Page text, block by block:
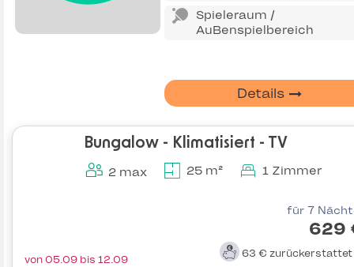
Spieleraum /
AuBenspielbereich
Details
Bungalow - Klimatisiert - TV
2 max 25 m² 1 Zimmer
für 7
629
63 € zurückerstattet
von 05.09 bis 12.09